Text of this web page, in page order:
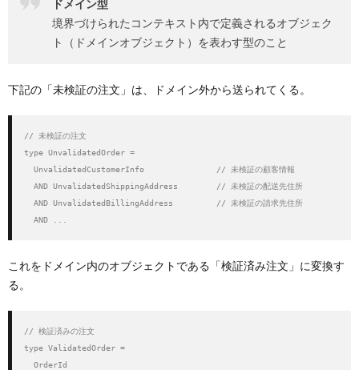
ドメイン型
境界づけられたコンテキスト内で定義されるオブジェク
ト（ドメインオブジェクト）を表わす型のこと
下記の「未検証の注文」は、ドメイン外から送られてくる。
// 未検証の注文
type UnvalidatedOrder =
  UnvalidatedCustomerInfo               // 未検証の顧客情報
  AND UnvalidatedShippingAddress        // 未検証の配送先住所
  AND UnvalidatedBillingAddress         // 未検証の請求先住所
  AND ...
これをドメイン内のオブジェクトである「検証済み注文」に変換す
る。
// 検証済みの注文
type ValidatedOrder =
  OrderId